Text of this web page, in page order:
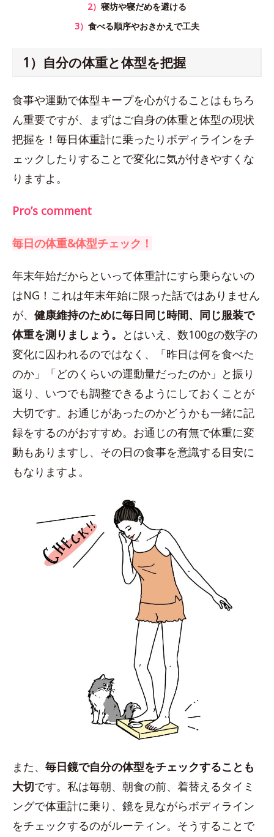
2） 寝坊や寝だめを避ける
3） 食べる順序やおきかえで工夫
1）自分の体重と体型を把握
食事や運動で体型キープを心がけることはもちろ
ん重要ですが、まずはご自身の体重と体型の現状
把握を！毎日体重計に乗ったりボディラインをチ
ェックしたりすることで変化に気が付きやすくな
りますよ。
Pro’s comment
毎日の体重&体型チェック！
年末年始だからといって体重計にすら乗らないの
はNG！これは年末年始に限った話ではありません
が、 健康維持のために毎日同じ時間、同じ服装で
体重を測りましょう。 とはいえ、数100gの数字の
変化に囚われるのではなく、「昨日は何を食べた
のか」「どのくらいの運動量だったのか」と振り
返り、いつでも調整できるようにしておくことが
大切です。お通じがあったのかどうかも一緒に記
録をするのがおすすめ。お通じの有無で体重に変
動もありますし、その日の食事を意識する目安に
もなりますよ。
また、 毎日鏡で自分の体型をチェックすることも
大切です。私は毎朝、朝食の前、着替えるタイミ
ングで体重計に乗り、鏡を見ながらボディライン
をチェックするのがルーティン。そうすることで